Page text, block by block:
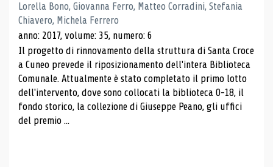
Lorella Bono, Giovanna Ferro, Matteo Corradini, Stefania
Chiavero, Michela Ferrero
anno: 2017, volume: 35, numero: 6
Il progetto di rinnovamento della struttura di Santa Croce
a Cuneo prevede il riposizionamento dell'intera Biblioteca
Comunale. Attualmente è stato completato il primo lotto
dell'intervento, dove sono collocati la biblioteca 0-18, il
fondo storico, la collezione di Giuseppe Peano, gli uffici
del premio ...